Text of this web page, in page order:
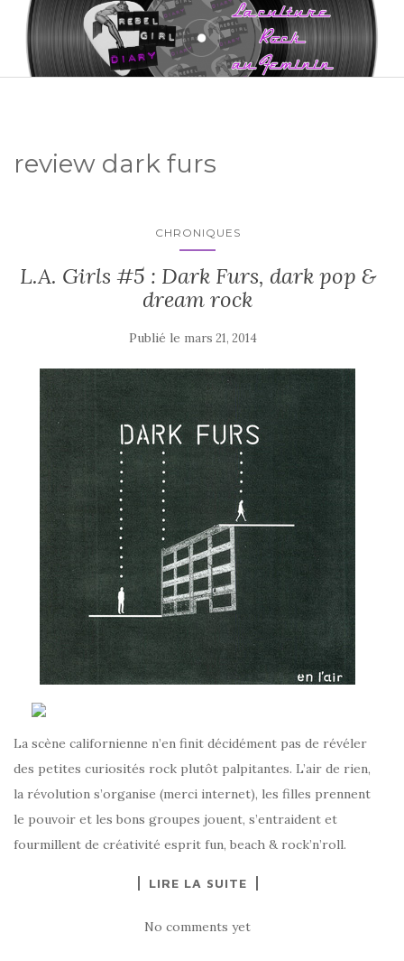
review dark furs
CHRONIQUES
L.A. Girls #5 : Dark Furs, dark pop &
dream rock
Publié le mars 21, 2014
La scène californienne n’en finit décidément pas de révéler
des petites curiosités rock plutôt palpitantes. L’air de rien,
la révolution s’organise (merci internet), les filles prennent
le pouvoir et les bons groupes jouent, s’entraident et
fourmillent de créativité esprit fun, beach & rock’n’roll.
LIRE LA SUITE
No comments yet